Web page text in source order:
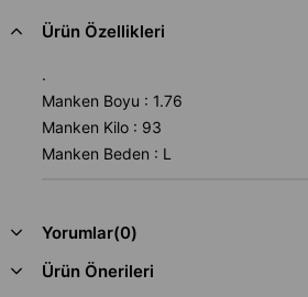
Ürün Özellikleri
.
Manken Boyu : 1.76
Manken Kilo : 93
Manken Beden : L
Yorumlar(0)
Ürün Önerileri